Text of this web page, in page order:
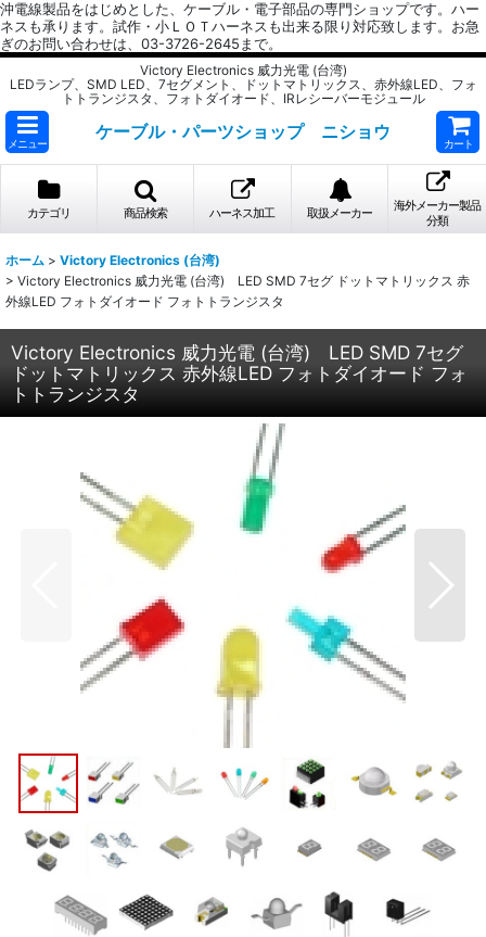
沖電線製品をはじめとした、ケーブル・電子部品の専門ショップです。ハー
ネスも承ります。試作・小ＬＯＴハーネスも出来る限り対応致します。お急
ぎのお問い合わせは、03-3726-2645まで。
Victory Electronics 威力光電 (台湾)
LEDランプ、SMD LED、7セグメント、ドットマトリックス、赤外線LED、フォ
トトランジスタ、フォトダイオード、IRレシーバーモジュール
メニュー
ケーブル・パーツショップ ニショウ
カート
カテゴリ 商品検索 ハーネス加工 取扱メーカー
海外メーカー製品
分類
ホーム > Victory Electronics (台湾)
> Victory Electronics 威力光電 (台湾) LED SMD 7セグ ドットマトリックス 赤
外線LED フォトダイオード フォトトランジスタ
Victory Electronics 威力光電 (台湾) LED SMD 7セグ
ドットマトリックス 赤外線LED フォトダイオード フォ
トトランジスタ